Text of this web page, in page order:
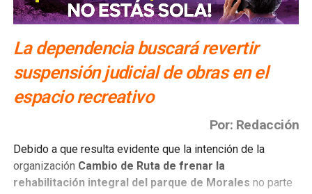
La dependencia buscará revertir
suspensión judicial de obras en el
espacio recreativo
Por: Redacción
Debido a que resulta evidente que la intención de la
organización Cambio de Ruta de frenar la
rehabilitación integral del parque de Morales no parte